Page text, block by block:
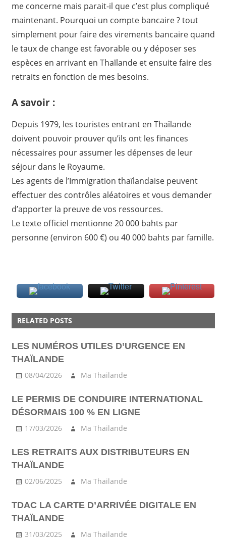
me concerne mais parait-il que c’est plus compliqué
maintenant. Pourquoi un compte bancaire ? tout
simplement pour faire des virements bancaire quand
le taux de change est favorable ou y déposer ses
espèces en arrivant en Thaïlande et ensuite faire des
retraits en fonction de mes besoins.
A savoir :
Depuis 1979, les touristes entrant en Thaïlande
doivent pouvoir prouver qu’ils ont les finances
nécessaires pour assumer les dépenses de leur
séjour dans le Royaume.
Les agents de l’Immigration thaïlandaise peuvent
effectuer des contrôles aléatoires et vous demander
d’apporter la preuve de vos ressources.
Le texte officiel mentionne 20 000 bahts par
personne (environ 600 €) ou 40 000 bahts par famille.
INFO
TOURIST
RELATED POSTS
LES NUMÉROS UTILES D’URGENCE EN
THAÏLANDE
08/04/2026 Ma Thailande
LE PERMIS DE CONDUIRE INTERNATIONAL
DÉSORMAIS 100 % EN LIGNE
17/03/2026 Ma Thailande
LES RETRAITS AUX DISTRIBUTEURS EN
THAÏLANDE
02/06/2025 Ma Thailande
TDAC LA CARTE D’ARRIVÉE DIGITALE EN
THAÏLANDE
31/03/2025 Ma Thailande